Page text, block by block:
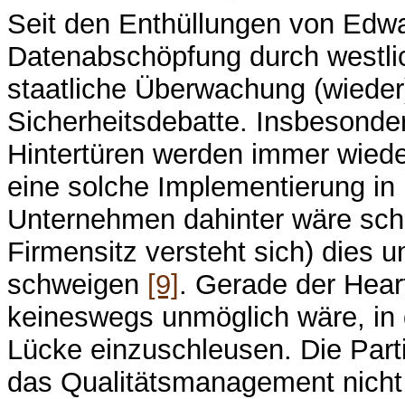
Seit den Enthüllungen von
Datenabschöpfung durch
staatliche Überwachung
Sicherheitsdebatte.
Hintertüren werden immer
eine solche Implementierung
Unternehmen dahinter wäre
Firmensitz versteht sich) dies
schweigen [9] . Gerade der
keineswegs unmöglich wäre,
Lücke einzuschleusen. Die
das Qualitätsmanagement